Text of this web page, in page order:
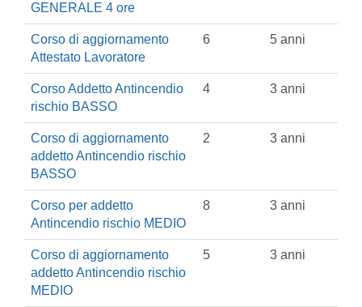
GENERALE 4 ore
Corso di aggiornamento
Attestato Lavoratore
6 5 anni
Corso Addetto Antincendio
rischio BASSO
4 3 anni
Corso di aggiornamento
addetto Antincendio rischio
BASSO
2 3 anni
Corso per addetto
Antincendio rischio MEDIO
8 3 anni
Corso di aggiornamento
addetto Antincendio rischio
MEDIO
5 3 anni